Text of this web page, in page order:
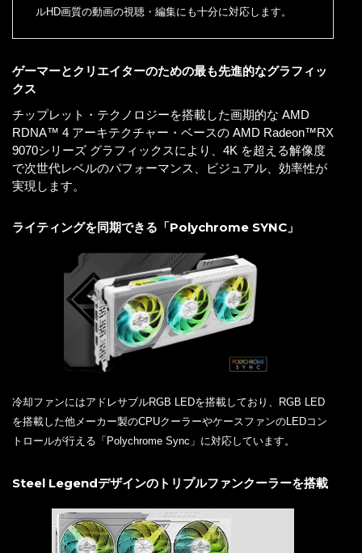
ルHD画質の動画の視聴・編集にも十分に対応します。
ゲーマーとクリエイターのための最も先進的なグラフィッ
クス
チップレット・テクノロジーを搭載した画期的な AMD
RDNA™ 4 アーキテクチャー・ベースの AMD Radeon™RX
9070シリーズ グラフィックスにより、4K を超える解像度
で次世代レベルのパフォーマンス、ビジュアル、効率性が
実現します。
ライティングを同期できる「Polychrome SYNC」
冷却ファンにはアドレサブルRGB LEDを搭載しており、RGB LED
を搭載した他メーカー製のCPUクーラーやケースファンのLEDコン
トロールが行える「Polychrome Sync」に対応しています。
Steel Legendデザインのトリプルファンクーラーを搭載